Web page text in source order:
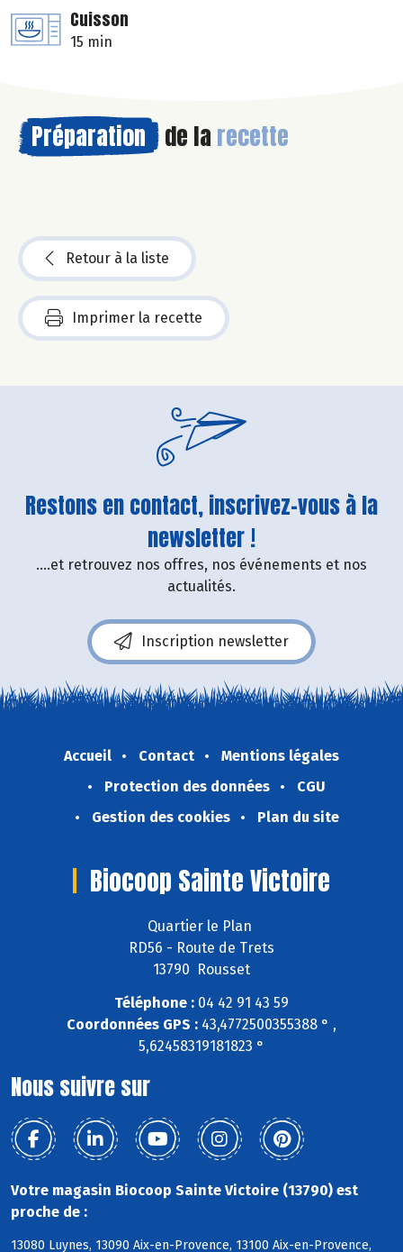
Cuisson
15 min
Préparation de la recette
Retour à la liste
Imprimer la recette
Restons en contact, inscrivez-vous à la
newsletter !
....et retrouvez nos offres, nos événements et nos
actualités.
Inscription newsletter
Accueil Contact
Mentions légales
Protection des données
CGU
Gestion des cookies
Plan du site
Biocoop Sainte Victoire
Quartier le Plan
RD56 - Route de Trets
13790 Rousset
Téléphone : 04 42 91 43 59
Coordonnées GPS : 43,4772500355388 ° ,
5,62458319181823 °
Nous suivre sur
Votre magasin Biocoop Sainte Victoire (13790) est
proche de :
13080 Luynes, 13090 Aix-en-Provence, 13100 Aix-en-Provence,